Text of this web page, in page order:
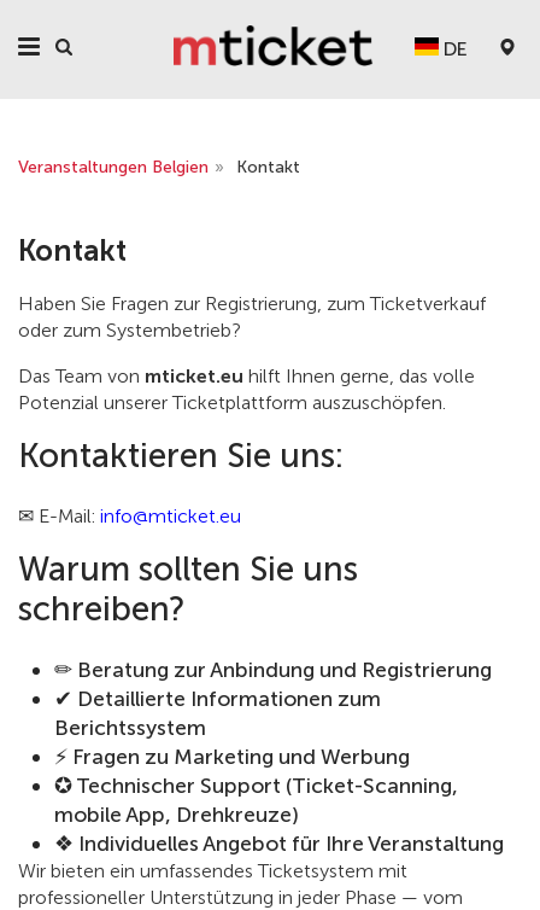
DE
Veranstaltungen Belgien » Kontakt
Kontakt
Haben Sie Fragen zur Registrierung, zum Ticketverkauf
oder zum Systembetrieb?
Das Team von mticket.eu hilft Ihnen gerne, das volle
Potenzial unserer Ticketplattform auszuschöpfen.
Kontaktieren Sie uns:
✉ E-Mail: info@mticket.eu
Warum sollten Sie uns
schreiben?
✏ Beratung zur Anbindung und Registrierung
✔ Detaillierte Informationen zum
Berichtssystem
⚡ Fragen zu Marketing und Werbung
✪ Technischer Support (Ticket-Scanning,
mobile App, Drehkreuze)
❖ Individuelles Angebot für Ihre Veranstaltung
Wir bieten ein umfassendes Ticketsystem mit
professioneller Unterstützung in jeder Phase — vom